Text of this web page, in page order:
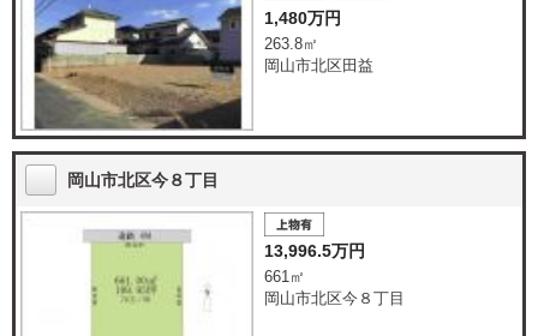
1,480万円
263.8㎡
岡山市北区田益
岡山市北区今８丁目
13,996.5万円
661㎡
岡山市北区今８丁目